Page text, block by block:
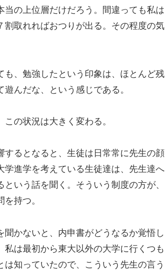
の上位層だけだろう。間違っても私は
取れればおつりが出る。その程度の気
、勉強したという印象は、ほとんど残
んだな、という感じである。
の状況は大きく変わる。
るとなると、生徒は日常常に先生の顔
進学を考えている生徒達は、先生達へ
いう話を聞く。そういう制度の方が、
持つ。
かないと、内申書がどうなるか覚悟し
は最初から東大以外の大学に行くつも
知っていたので、こういう先生の言う